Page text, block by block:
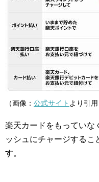
（画像： 公式サイト より引用
楽天カードをもっていな
ッシュにチャージするこ
す。